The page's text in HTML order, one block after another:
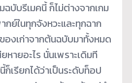
บับรีเมคนี้ ก็ไม่ต่างจากเกม
ย์ในทุกจังหวะและทุกฉาก
องเก่าจากต้นฉบับมาทั้งหมด
หายอะไร นั่นเพราะเดิมที
เรียกได้ว่าเป็นระดับท็อป